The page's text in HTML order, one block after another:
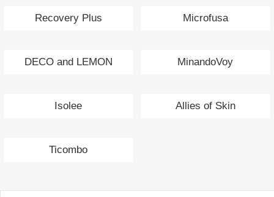
Recovery Plus Microfusa
DECO and LEMON MinandoVoy
Isolee Allies of Skin
Ticombo